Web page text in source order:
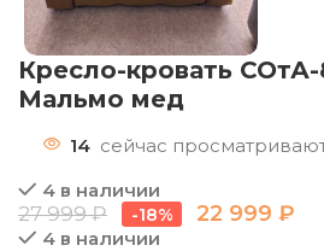
Кресло-кровать
Мальмо мед
14 сейчас
4 в наличии
27 999₽ -18% 22 999₽
4 в наличии